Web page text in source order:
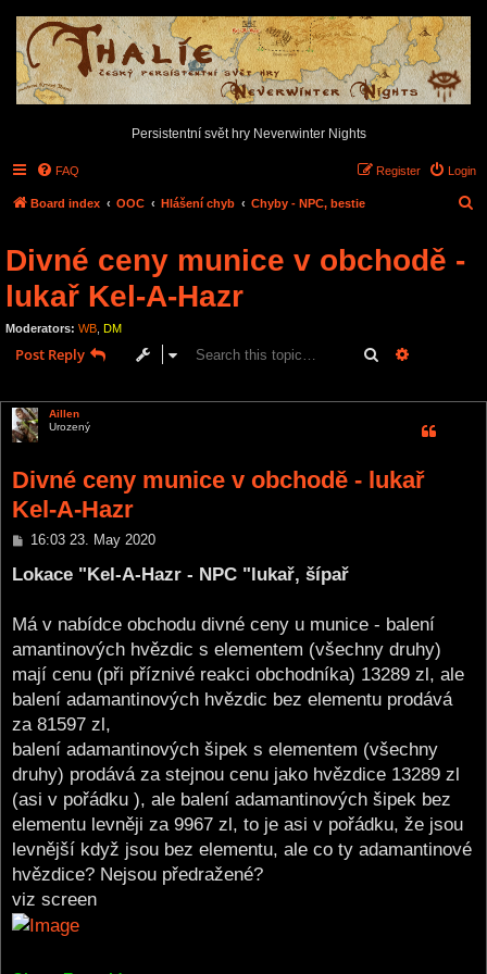
Persistentní svět hry Neverwinter Nights
FAQ Login
Register
Board index OOC Hlášení chyb Chyby - NPC, bestie
Divné ceny munice v obchodě -
lukař Kel-A-Hazr
Moderators: WB DM
Post Reply Search
Aillen
Urozený
Divné ceny munice v obchodě - lukař
Kel-A-Hazr
P
s
16:03 23. May 2020
Lokace "Kel-A-Hazr - NPC "lukař, šípař
Má v nabídce obchodu divné ceny u munice - balení
amantinových hvězdic s elementem (všechny druhy)
mají cenu (při příznivé reakci obchodníka) 13289 zl, ale
balení adamantinových hvězdic bez elementu prodává
za 81597 zl,
balení adamantinových šipek s elementem (všechny
druhy) prodává za stejnou cenu jako hvězdice 13289 zl
(asi v pořádku ), ale balení adamantinových šipek bez
elementu levněji za 9967 zl, to je asi v pořádku, že jsou
levnější když jsou bez elementu, ale co ty adamantinové
hvězdice? Nejsou předražené?
viz screen